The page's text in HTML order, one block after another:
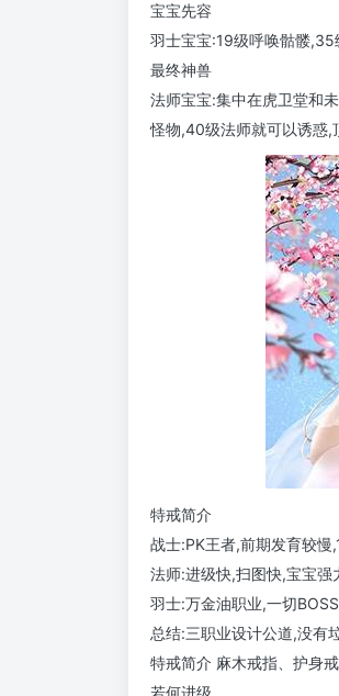
宝宝先容
羽士宝宝:19级呼唤骷髅
最终神兽
法师宝宝:集中在虎卫堂和
怪物,40级法师就可以诱惑
特戒简介
战士:PK王者,前期发育较
法师:进级快,扫图快,宝宝
羽士:万金油职业,一切
总结:三职业设计公道,没有
特戒简介 麻木戒指、护身
若何进级